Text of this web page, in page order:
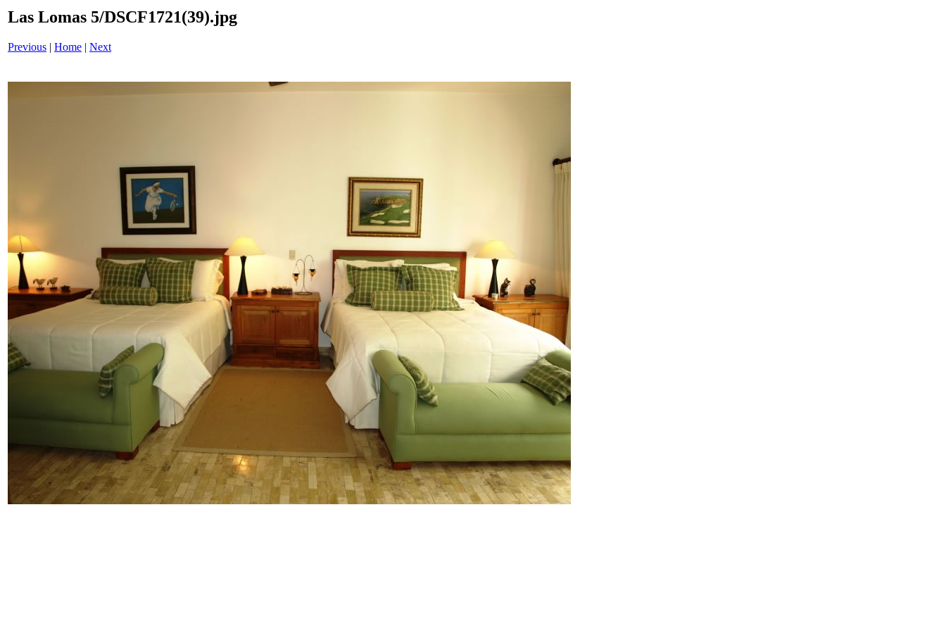
Las Lomas 5/DSCF1721(39).jpg
Previous | Home | Next